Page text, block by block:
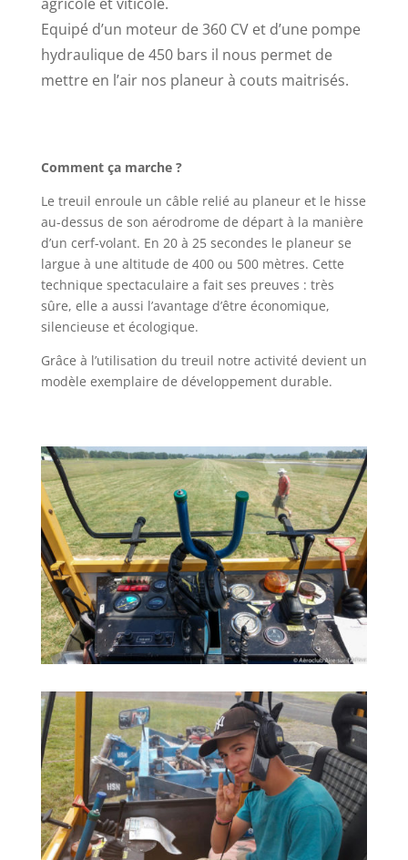
Equipé d’un moteur de 360 CV et d’une pompe
hydraulique de 450 bars il nous permet de
mettre en l’air nos planeur à couts maitrisés.
Comment ça marche ?
Le treuil enroule un câble relié au planeur et le hisse
au-dessus de son aérodrome de départ à la manière
d’un cerf-volant. En 20 à 25 secondes le planeur se
largue à une altitude de 400 ou 500 mètres. Cette
technique spectaculaire a fait ses preuves : très
sûre, elle a aussi l’avantage d’être économique,
silencieuse et écologique.
Grâce à l’utilisation du treuil notre activité devient un
modèle exemplaire de développement durable.